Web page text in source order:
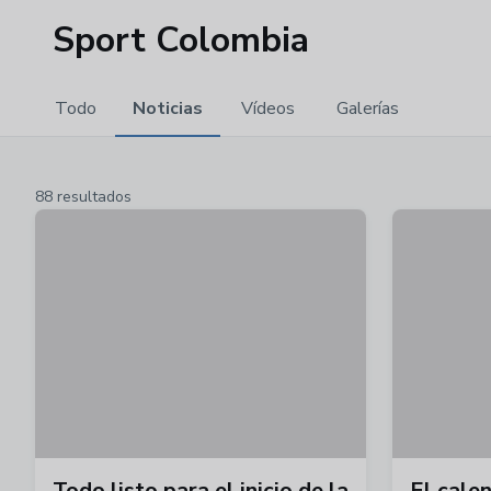
Sport Colombia
Todo Noticias Vídeos Galerías
88 resultados